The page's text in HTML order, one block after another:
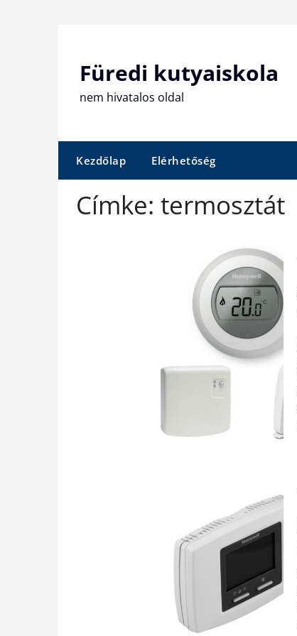
Füredi kutyaiskola
nem hivatalos oldal
Kezdőlap Elérhetőség
Címke: termosztát